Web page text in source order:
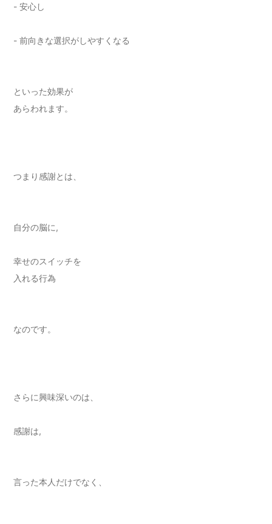
- 安心し
- 前向きな選択がしやすくなる
といった効果が
あらわれます。
つまり感謝とは、
自分の脳に,
幸せのスイッチを
入れる行為
なのです。
さらに興味深いのは、
感謝は,
言った本人だけでなく、